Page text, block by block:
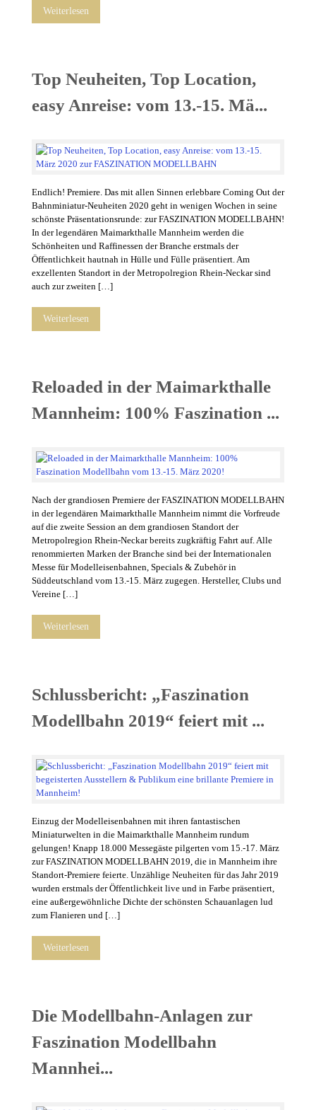
Weiterlesen
Top Neuheiten, Top Location,
easy Anreise: vom 13.-15. Mä...
Endlich! Premiere. Das mit allen Sinnen erlebbare Coming Out der
Bahnminiatur-Neuheiten 2020 geht in wenigen Wochen in seine
schönste Präsentationsrunde: zur FASZINATION MODELLBAHN!
In der legendären Maimarkthalle Mannheim werden die
Schönheiten und Raffinessen der Branche erstmals der
Öffentlichkeit hautnah in Hülle und Fülle präsentiert. Am
exzellenten Standort in der Metropolregion Rhein-Neckar sind
auch zur zweiten […]
Weiterlesen
Reloaded in der Maimarkthalle
Mannheim: 100% Faszination ...
Nach der grandiosen Premiere der FASZINATION MODELLBAHN
in der legendären Maimarkthalle Mannheim nimmt die Vorfreude
auf die zweite Session an dem grandiosen Standort der
Metropolregion Rhein-Neckar bereits zugkräftig Fahrt auf. Alle
renommierten Marken der Branche sind bei der Internationalen
Messe für Modelleisenbahnen, Specials & Zubehör in
Süddeutschland vom 13.-15. März zugegen. Hersteller, Clubs und
Vereine […]
Weiterlesen
Schlussbericht: „Faszination
Modellbahn 2019“ feiert mit ...
Einzug der Modelleisenbahnen mit ihren fantastischen
Miniaturwelten in die Maimarkthalle Mannheim rundum
gelungen! Knapp 18.000 Messegäste pilgerten vom 15.-17. März
zur FASZINATION MODELLBAHN 2019, die in Mannheim ihre
Standort-Premiere feierte. Unzählige Neuheiten für das Jahr 2019
wurden erstmals der Öffentlichkeit live und in Farbe präsentiert,
eine außergewöhnliche Dichte der schönsten Schauanlagen lud
zum Flanieren und […]
Weiterlesen
Die Modellbahn-Anlagen zur
Faszination Modellbahn
Mannhei...